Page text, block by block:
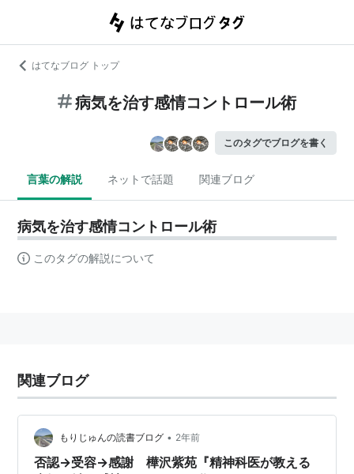
はてなブログ トップ
病気を治す感情コントロール術
このタグでブログを書く
言葉の解説 ネットで話題 関連ブログ
病気を治す感情コントロール術
このタグの解説について
関連ブログ
もりじゅんの読書ブログ • 2年前
否認→受容→感謝 樺沢紫苑『精神科医が教える